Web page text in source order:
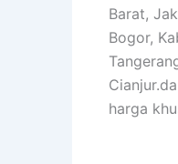
Barat,
Bogor,
harga